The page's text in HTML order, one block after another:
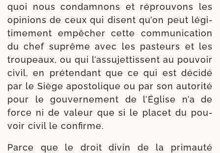
quoi nous condam­nons et réprou­vons les
opi­nions de ceux qui disent qu’on peut légi­
ti­me­ment empê­cher cette com­mu­ni­ca­tion
du chef suprême avec les pas­teurs et les
trou­peaux, ou qui l’as­su­jet­tissent au pou­voir
civil, en pré­ten­dant que ce qui est déci­dé
par le Siège apos­to­lique ou par son auto­ri­té
pour le gou­ver­ne­ment de l’Église n’a de
force ni de valeur que si le pla­cet du pou­
voir civil le confirme.
Parce que le droit divin de la pri­mau­té